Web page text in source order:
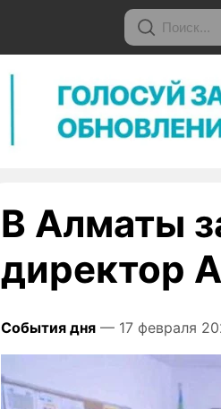
В Алматы
директор
События дня — 17 февраля